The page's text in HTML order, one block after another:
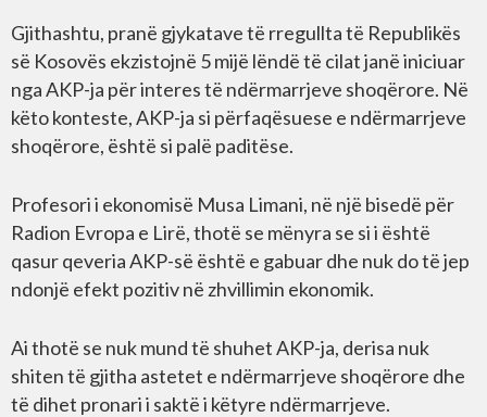
Gjithashtu, pranë gjykatave të rregullta të Republikës
së Kosovës ekzistojnë 5 mijë lëndë të cilat janë iniciuar
nga AKP-ja për interes të ndërmarrjeve shoqërore. Në
këto konteste, AKP-ja si përfaqësuese e ndërmarrjeve
shoqërore, është si palë paditëse.
Profesori i ekonomisë Musa Limani, në një bisedë për
Radion Evropa e Lirë, thotë se mënyra se si i është
qasur qeveria AKP-së është e gabuar dhe nuk do të jep
ndonjë efekt pozitiv në zhvillimin ekonomik.
Ai thotë se nuk mund të shuhet AKP-ja, derisa nuk
shiten të gjitha astetet e ndërmarrjeve shoqërore dhe
të dihet pronari i saktë i këtyre ndërmarrjeve.